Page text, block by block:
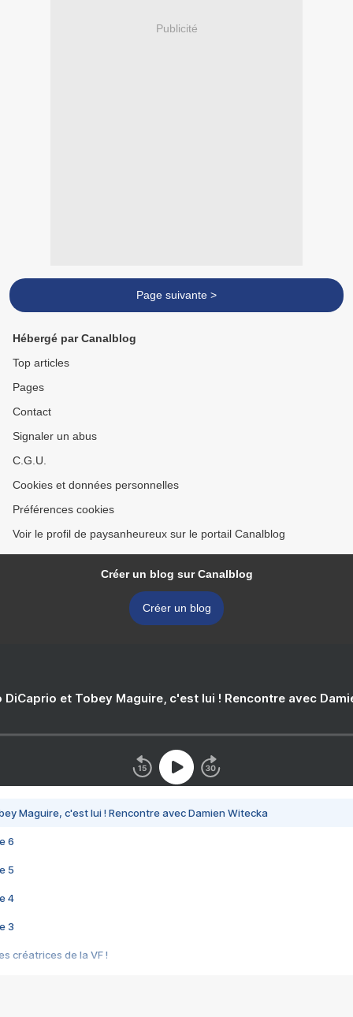
Publicité
Page suivante >
Hébergé par Canalblog
Top articles
Pages
Contact
Signaler un abus
C.G.U.
Cookies et données personnelles
Préférences cookies
Voir le profil de paysanheureux sur le portail Canalblog
Créer un blog sur Canalblog
Créer un blog
DiCaprio et Tobey Maguire, c'est lui ! Rencontre avec
Maguire, c'est lui ! Rencontre avec Damien Witecka
6
5
4
3
créatrices de la VF !